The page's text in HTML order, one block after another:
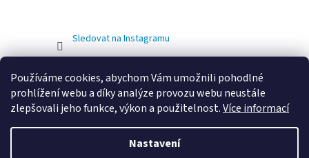
Používáme cookies, abychom Vám umožnili pohodlné
prohlížení webu a díky analýze provozu webu neustále
zlepšovali jeho funkce, výkon a použitelnost.Více informací
Nastavení
Sledovat na Instagramu
Vytvořil Shoptet